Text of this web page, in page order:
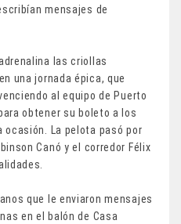
mensajes de
las criollas
una jornada épica, que
al equipo de Puerto
obtener su boleto a los
ocasión. La pelota pasó por
Canó y el corredor Félix
que le enviaron mensajes
en el balón de Casa